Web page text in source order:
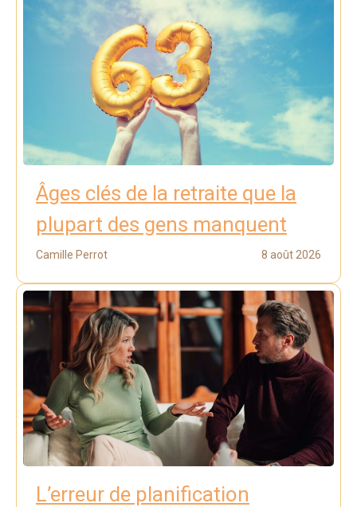
Âges clés de la retraite que la
plupart des gens manquent
Camille Perrot 8 août 2026
L’erreur de planification